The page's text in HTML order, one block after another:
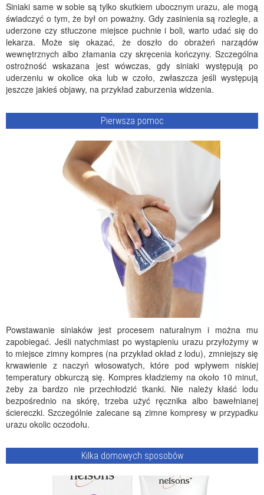
Siniaki same w sobie są tylko skutkiem ubocznym urazu, ale mogą
świadczyć o tym, że był on poważny. Gdy zasinienia są rozległe, a
uderzone czy stłuczone miejsce puchnie i boli, warto udać się do
lekarza. Może się okazać, że doszło do obrażeń narządów
wewnętrznych albo złamania czy skręcenia kończyny. Szczególna
ostrożność wskazana jest wówczas, gdy siniaki występują po
uderzeniu w okolice oka lub w czoło, zwłaszcza jeśli występują
jeszcze jakieś objawy, na przykład zaburzenia widzenia.
Pierwsza pomoc
Powstawanie siniaków jest procesem naturalnym i można mu
zapobiegać. Jeśli natychmiast po wystąpieniu urazu przyłożymy w
to miejsce zimny kompres (na przykład okład z lodu), zmniejszy się
krwawienie z naczyń włosowatych, które pod wpływem niskiej
temperatury obkurczą się. Kompres kładziemy na około 10 minut,
żeby za bardzo nie przechłodzić tkanki. Nie należy kłaść lodu
bezpośrednio na skórę, trzeba użyć ręcznika albo bawełnianej
ściereczki. Szczególnie zalecane są zimne kompresy w przypadku
urazu okolic oczodołu.
Kilka domowych sposobów